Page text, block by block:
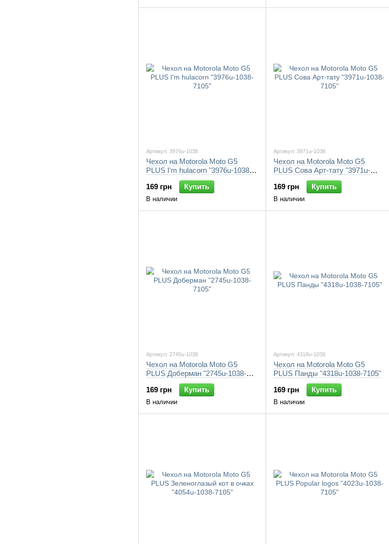
Артикул: 3976u-1038
Чехол на Motorola Moto G5
PLUS I'm hulacorn "3976u-1038-
169 грн
Купить
В наличии
Артикул: 3971u-1038
Чехол на Motorola Moto G5
PLUS Сова Арт-тату "3971u-
1038-7105"
169 грн
Купить
В наличии
Артикул: 2745u-1038
Чехол на Motorola Moto G5
PLUS Доберман "2745u-1038-
169 грн
Купить
В наличии
Артикул: 4318u-1038
Чехол на Motorola Moto G5
PLUS Панды "4318u-1038-7105"
169 грн
Купить
В наличии